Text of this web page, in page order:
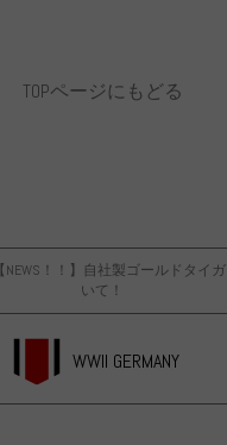
【NEWS！！】自社製ゴールドタイ
いて！
WWII GERMANY
TOPページにもどる